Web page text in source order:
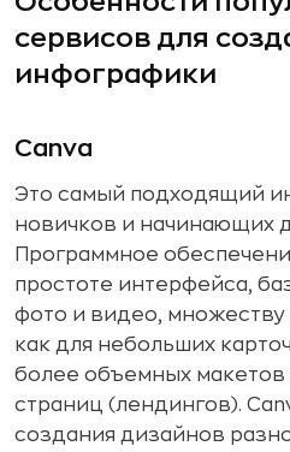
сервисов для
инфографики
Canva
Это самый подходящий
новичков и начинающих
Программное
простоте интерфейса,
фото и видео, множеству
как для небольших
более объемных макетов
страниц (лендингов).
создания дизайнов